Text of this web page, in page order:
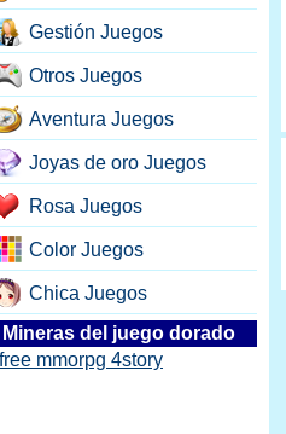
Gestión Juegos
Otros Juegos
Aventura Juegos
Joyas de oro Juegos
Rosa Juegos
Color Juegos
Chica Juegos
Mineras del juego dorado